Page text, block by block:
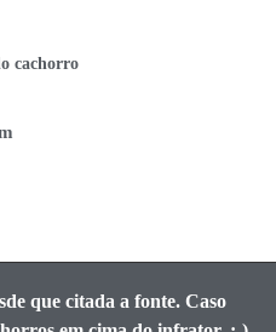
cachorro
que citada a fonte. Caso